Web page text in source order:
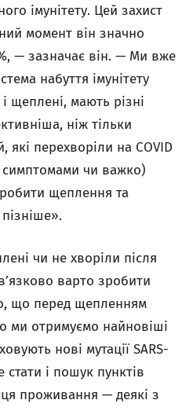
імунітету. Цей захист
момент він значно
— зазначає він. — Ми вже
набуття імунітету
щеплені, мають різні
ніж тільки
які перехворіли на COVID
чи важко)
щеплення та
чи не хворіли після
варто зробити
що перед щепленням
ми отримуємо найновіші
нові мутації SARS-
і пошук пунктів
проживання — деякі з